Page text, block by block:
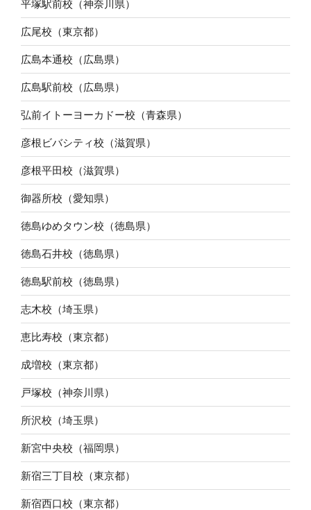
平塚駅前校（神奈川県）
広尾校（東京都）
広島本通校（広島県）
広島駅前校（広島県）
弘前イトーヨーカドー校（青森県）
彦根ビバシティ校（滋賀県）
彦根平田校（滋賀県）
御器所校（愛知県）
徳島ゆめタウン校（徳島県）
徳島石井校（徳島県）
徳島駅前校（徳島県）
志木校（埼玉県）
恵比寿校（東京都）
成増校（東京都）
戸塚校（神奈川県）
所沢校（埼玉県）
新宮中央校（福岡県）
新宿三丁目校（東京都）
新宿西口校（東京都）